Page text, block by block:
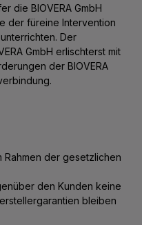
die BIOVERA GmbH
der füreine Intervention
Der
GmbH erlischterst mit
der BIOVERA
Rahmen der gesetzlichen
den Kunden keine
bleiben